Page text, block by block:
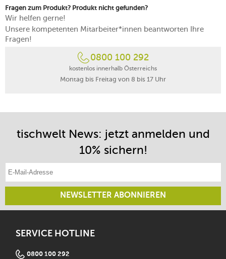
Fragen zum Produkt? Produkt nicht gefunden?
Wir helfen gerne!
Unsere kompetenten Mitarbeiter*innen beantworten Ihre
Fragen!
0800 100 292
kostenlos innerhalb Österreichs
Montag bis Freitag von 8 bis 17 Uhr
tischwelt News: jetzt anmelden und
10% sichern!
NEWSLETTER ABONNIEREN
SERVICE HOTLINE
0800 100 292